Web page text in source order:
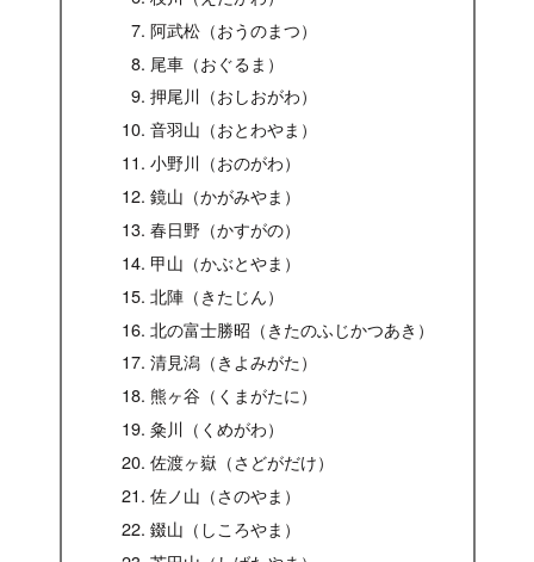
阿武松（おうのまつ）
尾車（おぐるま）
押尾川（おしおがわ）
音羽山（おとわやま）
小野川（おのがわ）
鏡山（かがみやま）
春日野（かすがの）
甲山（かぶとやま）
北陣（きたじん）
北の富士勝昭（きたのふじかつあき）
清見潟（きよみがた）
熊ヶ谷（くまがたに）
粂川（くめがわ）
佐渡ヶ嶽（さどがだけ）
佐ノ山（さのやま）
錣山（しころやま）